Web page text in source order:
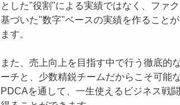
とした"役割"による実績ではなく、ファ
基づいた"数字"ベースの実績を作ることが
ます。
また、売上向上を目指す中で行う徹底的
ーチと、少数精鋭チームだからこそ可能
PDCAを通して、一生使えるビジネス戦